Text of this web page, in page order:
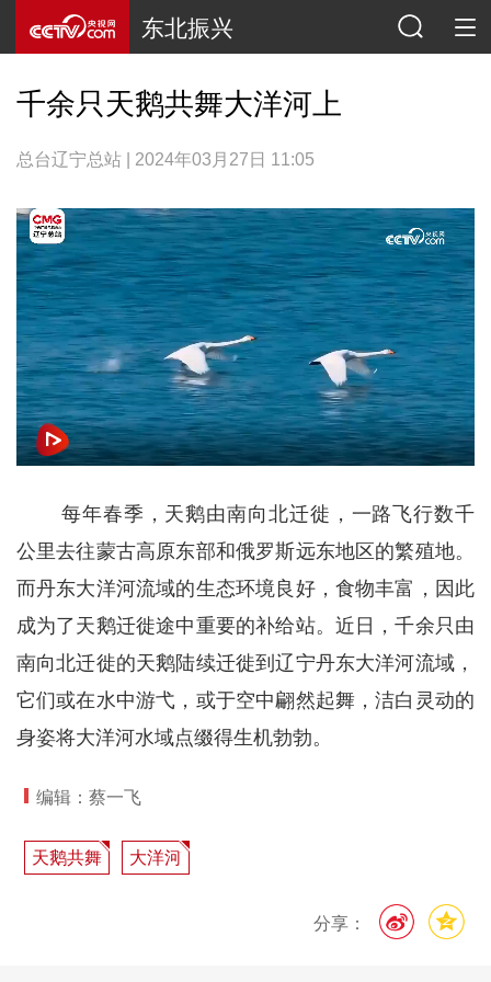
东北振兴
千余只天鹅共舞大洋河上
总台辽宁总站 | 2024年03月27日 11:05
每年春季，天鹅由南向北迁徙，一路飞行数千
公里去往蒙古高原东部和俄罗斯远东地区的繁殖地。
而丹东大洋河流域的生态环境良好，食物丰富，因此
成为了天鹅迁徙途中重要的补给站。近日，千余只由
南向北迁徙的天鹅陆续迁徙到辽宁丹东大洋河流域，
它们或在水中游弋，或于空中翩然起舞，洁白灵动的
身姿将大洋河水域点缀得生机勃勃。
编辑：蔡一飞
天鹅共舞 大洋河
分享：